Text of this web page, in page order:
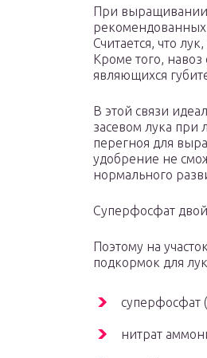
При выращивании
рекомендованных
Считается, что
Кроме того, навоз
являющихся
В этой связи
засевом лука при
перегноя для
удобрение не
нормального
Суперфосфат
Поэтому на
подкормок для
суперфосфат
нитрат